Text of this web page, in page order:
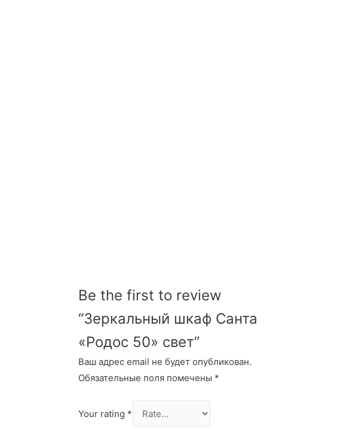
Be the first to review
“Зеркальный шкаф Санта
«Родос 50» свет”
Ваш адрес email не будет опубликован.
Обязательные поля помечены *
Your rating *